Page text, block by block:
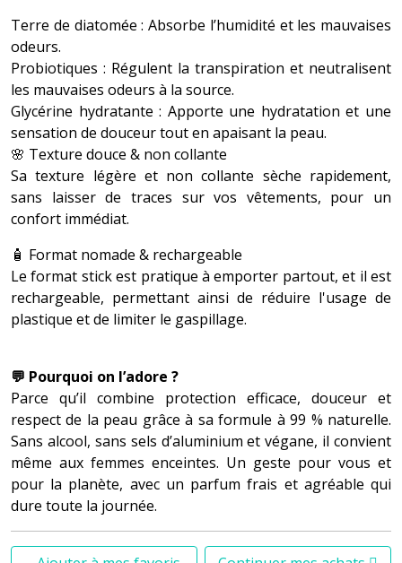
Terre de diatomée : Absorbe l’humidité et les mauvaises
odeurs.
Probiotiques : Régulent la transpiration et neutralisent
les mauvaises odeurs à la source.
Glycérine hydratante : Apporte une hydratation et une
sensation de douceur tout en apaisant la peau.
🌸 Texture douce & non collante
Sa texture légère et non collante sèche rapidement,
sans laisser de traces sur vos vêtements, pour un
confort immédiat.
🧴 Format nomade & rechargeable
Le format stick est pratique à emporter partout, et il est
rechargeable, permettant ainsi de réduire l'usage de
plastique et de limiter le gaspillage.
💬 Pourquoi on l’adore ?
Parce qu’il combine protection efficace, douceur et
respect de la peau grâce à sa formule à 99 % naturelle.
Sans alcool, sans sels d’aluminium et végane, il convient
même aux femmes enceintes. Un geste pour vous et
pour la planète, avec un parfum frais et agréable qui
dure toute la journée.